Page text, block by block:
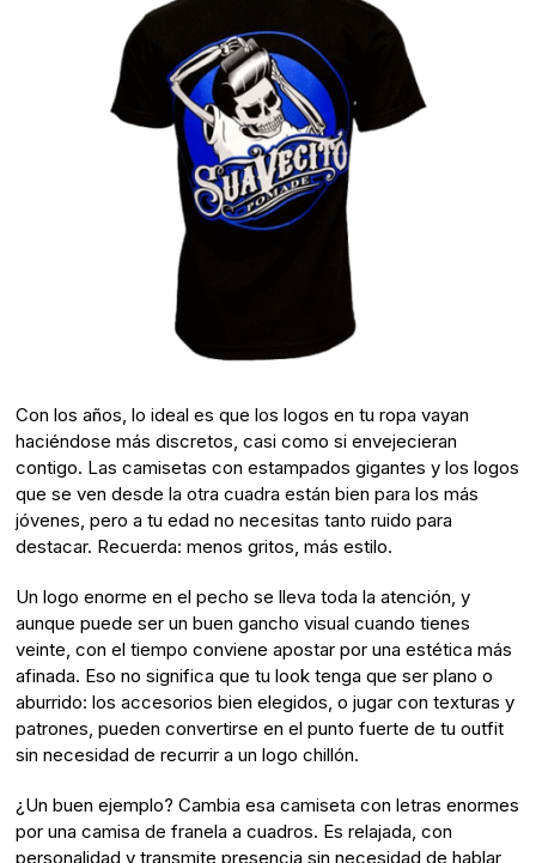
Con los años, lo ideal es que los logos en tu ropa vayan
haciéndose más discretos, casi como si envejecieran
contigo. Las camisetas con estampados gigantes y los logos
que se ven desde la otra cuadra están bien para los más
jóvenes, pero a tu edad no necesitas tanto ruido para
destacar. Recuerda: menos gritos, más estilo.
Un logo enorme en el pecho se lleva toda la atención, y
aunque puede ser un buen gancho visual cuando tienes
veinte, con el tiempo conviene apostar por una estética más
afinada. Eso no significa que tu look tenga que ser plano o
aburrido: los accesorios bien elegidos, o jugar con texturas y
patrones, pueden convertirse en el punto fuerte de tu outfit
sin necesidad de recurrir a un logo chillón.
¿Un buen ejemplo? Cambia esa camiseta con letras enormes
por una camisa de franela a cuadros. Es relajada, con
personalidad y transmite presencia sin necesidad de hablar